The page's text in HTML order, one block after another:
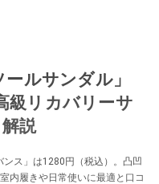
ルサンダル」
級リカバリーサ
説
ス」は1280円（税込）。凸凹
内履きや日常使いに最適と口コ